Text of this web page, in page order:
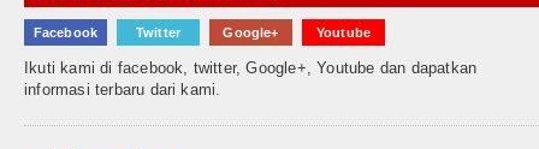
Facebook Twitter Google+ Youtube
Ikuti kami di facebook, twitter, Google+, Youtube dan dapatkan
informasi terbaru dari kami.